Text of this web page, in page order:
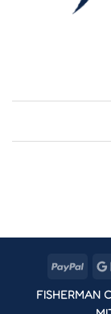
Google
PayPal